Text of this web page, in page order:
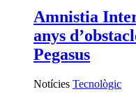
Amnistia
anys
Pegasus
Notícies Tecnològic